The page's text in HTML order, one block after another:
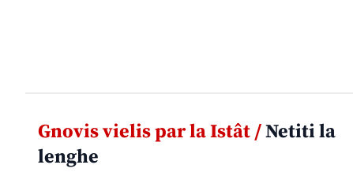
Gnovis vielis par la Istât /Netiti la
lenghe